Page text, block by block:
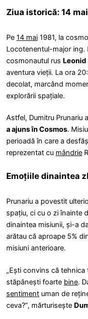
Ziua istorică: 14 mai
Pe 14 mai 1981, la
Locotenentul-major ing.
cosmonautul rus Leonid
aventura vieții. La ora
decolat, marcând
explorării spațiale.
Astfel, Dumitru Prunariu
a ajuns în Cosmos.
perioadă în care a
reprezentat cu mândrie
Emoțiile dinaintea
Prunariu a povestit
spațiu, ci cu o zi înainte
dinaintea misiunii, și-a
arătau că aproape 5%
misiuni anterioare.
„Ești convins că tehnica
stăpânești foarte bine.
sentiment uman de
ceva?”, mărturisește